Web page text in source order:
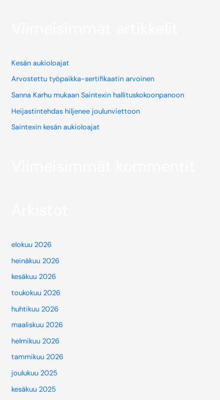
Kesän aukioloajat
Arvostettu työpaikka-sertifikaatin arvoinen
Sanna Karhu mukaan Saintexin hallituskokoonpanoon
Heijastintehdas hiljenee joulunviettoon
Saintexin kesän aukioloajat
elokuu 2026
heinäkuu 2026
kesäkuu 2026
toukokuu 2026
huhtikuu 2026
maaliskuu 2026
helmikuu 2026
tammikuu 2026
joulukuu 2025
kesäkuu 2025